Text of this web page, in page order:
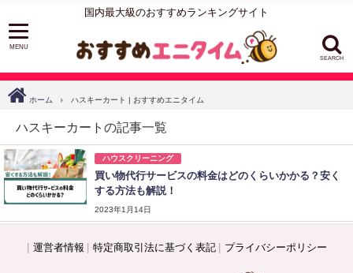
国内最大級のおすすめランキングサイト
SEARCH
ホーム ハスキーカート | おすすめエニタイム
ハスキーカートの記事一覧
ハウスクリーニング
買い物代行サービスの料金はどのくらいかかる？安く
する方法も解説！
2023年1月14日
運営者情報 特定商取引法に基づく表記 プライバシーポリシー